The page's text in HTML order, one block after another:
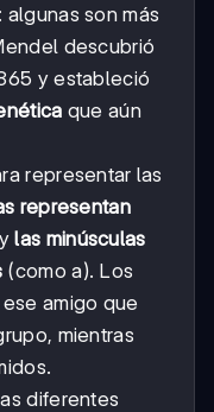
son más
descubrió
y estableció
que aún
representar las
representan
las minúsculas
(como a). Los
amigo que
mientras
diferentes